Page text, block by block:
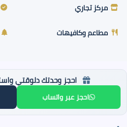
مركز تجاري
مطاعم وكافيهات
احجز وحدتك دلوقتي
احجز عبر واتساب